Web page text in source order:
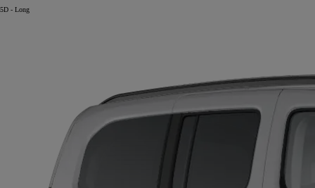
5D - Long